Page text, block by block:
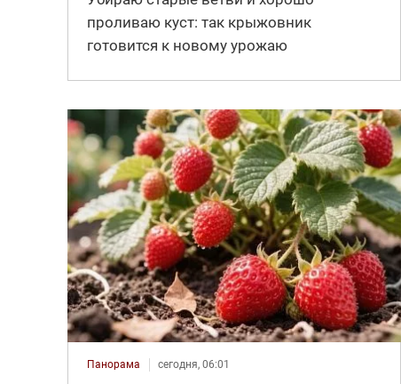
проливаю куст: так крыжовник
готовится к новому урожаю
Панорама сегодня, 06:01